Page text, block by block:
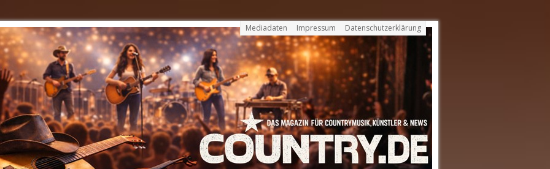
Mediadaten Impressum Datenschutzerklärung